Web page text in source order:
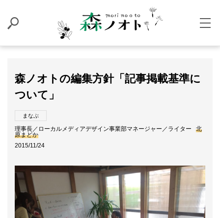
森ノオトの編集方針「記事掲載基準に
ついて」
まなぶ
理事長／ローカルメディアデザイン事業部マネージャー／ライター
北
原まどか
2015/11/24